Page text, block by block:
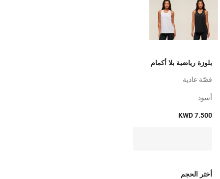
بلوزة رياضية بلا أكمام
قصّة عادية
أسود
KWD 7.500
أختر الحجم